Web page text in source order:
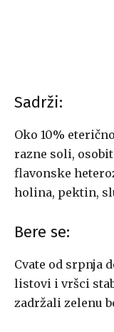
Sadrži:
Oko 10%
razne soli,
flavonske
holina, pektin,
Bere se:
Cvate od srpnja
listovi i vršci
zadržali zelenu